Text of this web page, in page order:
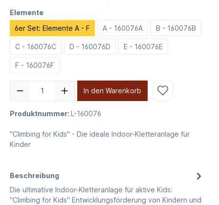
Elemente
6er Set: Elemente A - F
A - 160076A B - 160076B
C - 160076C D - 160076D E - 160076E
F - 160076F
In den Warenkorb
Produktnummer: L-160076
"Climbing for Kids" - Die ideale Indoor-Kletteranlage für
Kinder
Beschreibung
Die ultimative Indoor-Kletteranlage für aktive Kids:
"Climbing for Kids" Entwicklungsförderung von Kindern und